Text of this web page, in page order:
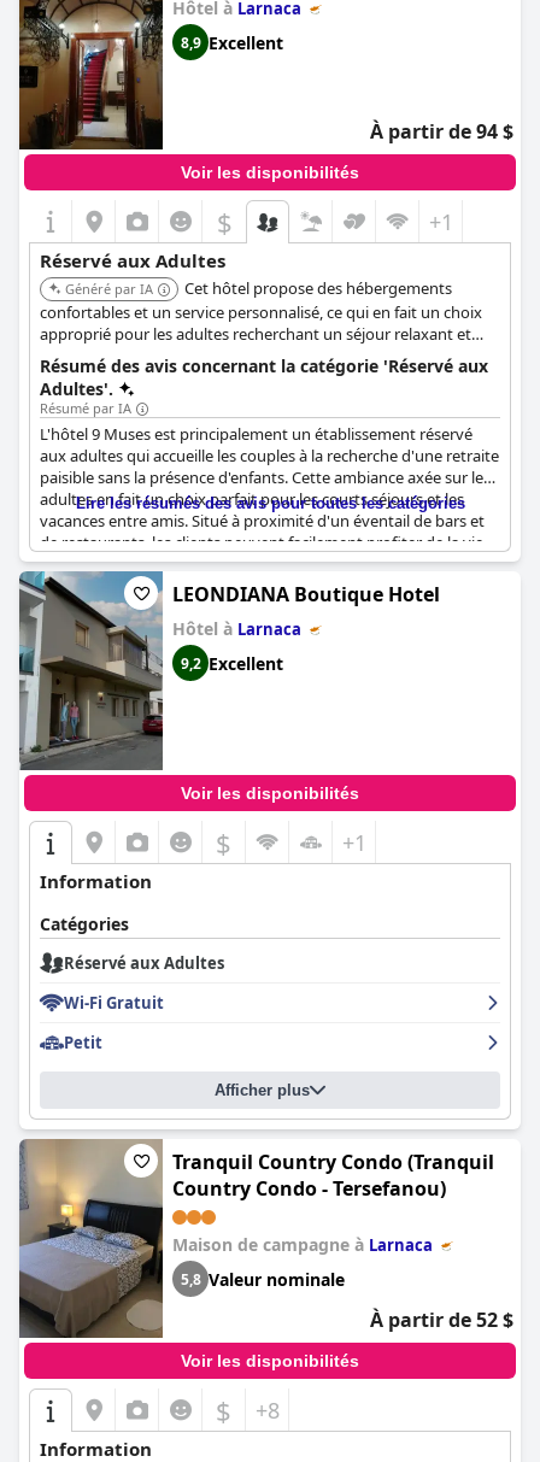
Hôtel à Larnaca
8,9 Excellent
À partir de 94 $
Voir les disponibilités
$ +1
Réservé aux Adultes
Généré par IA
Cet hôtel propose des hébergements
confortables et un service personnalisé, ce qui en fait un choix
approprié pour les adultes recherchant un séjour relaxant et
agréable à Larnaca.
Résumé des avis concernant la catégorie 'Réservé aux
Adultes'.
Résumé par IA
L'hôtel 9 Muses est principalement un établissement réservé
aux adultes qui accueille les couples à la recherche d'une retraite
paisible sans la présence d'enfants. Cette ambiance axée sur les
adultes en fait un choix parfait pour les courts séjours et les
vacances entre amis. Situé à proximité d'un éventail de bars et
de restaurants, les clients peuvent facilement profiter de la vie
nocturne animée autour de l'hôtel. Cependant, l'environnement
animé, y compris le bar sur le toit, peut être bruyant jusque tard,
donc des bouchons d'oreille pourraient être un ajout judicieux à
votre liste de bagages. Ce cadre offre un mélange équilibré de
divertissement et de détente conçu pour les adultes.
Lire les résumés des avis pour toutes les catégories
LEONDIANA Boutique Hotel
Hôtel à Larnaca
9,2 Excellent
Voir les disponibilités
$ +1
Information
Catégories
Réservé aux Adultes
Wi-Fi Gratuit
Petit
Afficher plus
Tranquil Country Condo (Tranquil
Country Condo - Tersefanou)
Maison de campagne à Larnaca
5,8 Valeur nominale
À partir de 52 $
Voir les disponibilités
$ +8
Information